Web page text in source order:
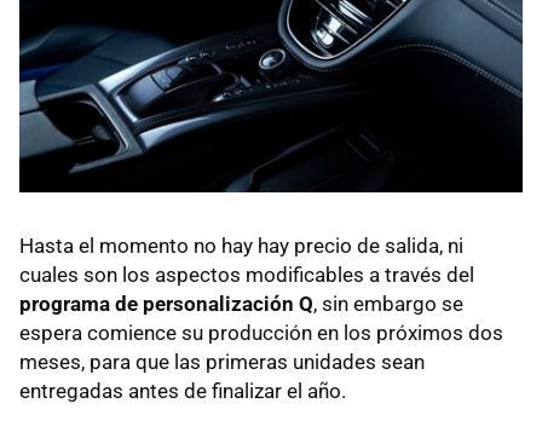
Hasta el momento no hay hay precio de salida, ni
cuales son los aspectos modificables a través del
programa de personalización Q, sin embargo se
espera comience su producción en los próximos dos
meses, para que las primeras unidades sean
entregadas antes de finalizar el año.